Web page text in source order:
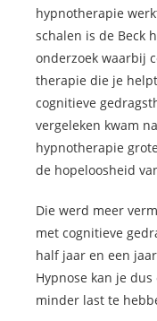
hypnotherapie
schalen is de Beck
onderzoek waarbij
therapie die je
cognitieve
vergeleken kwam
hypnotherapie
de hopeloosheid
Die werd meer
met cognitieve
half jaar en een
Hypnose kan je
minder last te